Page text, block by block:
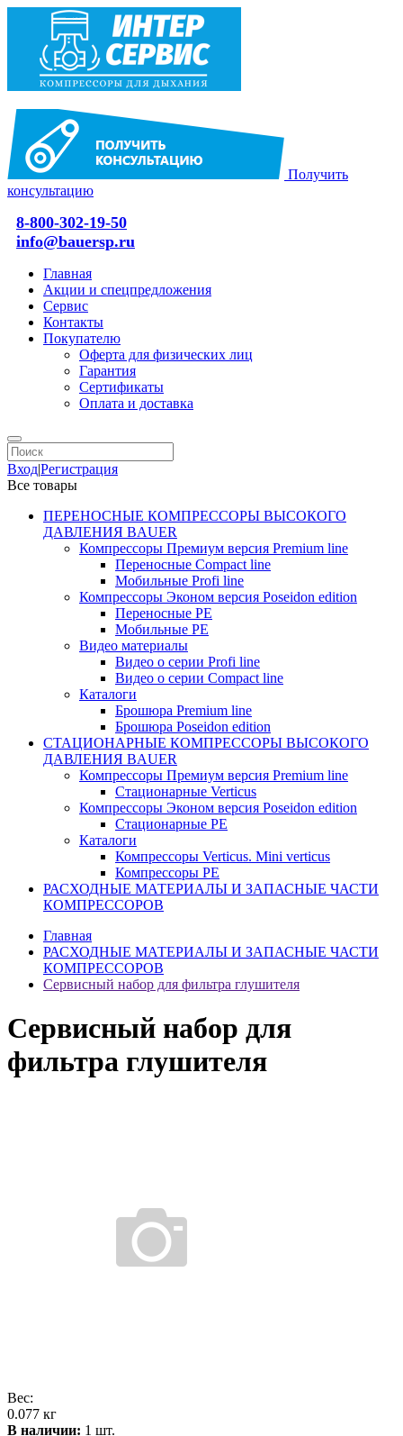
Получить
консультацию
8-800-302-19-50
info@bauersp.ru
Главная
Акции и спецпредложения
Сервис
Контакты
Покупателю
Оферта для физических лиц
Гарантия
Сертификаты
Оплата и доставка
Вход|Регистрация
Все товары
ПЕРЕНОСНЫЕ КОМПРЕССОРЫ ВЫСОКОГО
ДАВЛЕНИЯ BAUER
Компрессоры Премиум версия Premium line
Переносные Compact line
Мобильные Profi line
Компрессоры Эконом версия Poseidon edition
Переносные PE
Мобильные PE
Видео материалы
Видео о серии Profi line
Видео о серии Compact line
Каталоги
Брошюра Premium line
Брошюра Poseidon edition
СТАЦИОНАРНЫЕ КОМПРЕССОРЫ ВЫСОКОГО
ДАВЛЕНИЯ BAUER
Компрессоры Премиум версия Premium line
Стационарные Verticus
Компрессоры Эконом версия Poseidon edition
Стационарные PE
Каталоги
Компрессоры Verticus. Mini verticus
Компрессоры PE
РАСХОДНЫЕ МАТЕРИАЛЫ И ЗАПАСНЫЕ ЧАСТИ
КОМПРЕССОРОВ
Главная
РАСХОДНЫЕ МАТЕРИАЛЫ И ЗАПАСНЫЕ ЧАСТИ
КОМПРЕССОРОВ
Сервисный набор для фильтра глушителя
Сервисный набор для
фильтра глушителя
Вес:
0.077 кг
В наличии: 1 шт.